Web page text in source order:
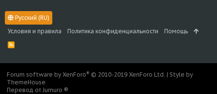
Русский (RU)
Условия и правила
Политика конфиденциальности Помощь
R
S
Forum software by XenForo® © 2010-2019 XenForo Ltd. | Style by
ThemeHouse
Перевод от Jumuro ®